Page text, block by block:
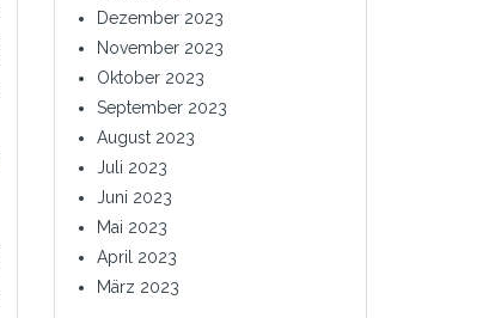
Dezember 2023
November 2023
Oktober 2023
September 2023
August 2023
Juli 2023
Juni 2023
Mai 2023
April 2023
März 2023